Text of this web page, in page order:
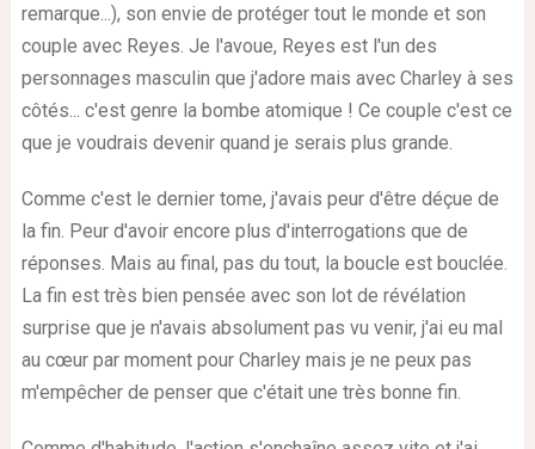
remarque...), son envie de protéger tout le monde et son
couple avec Reyes. Je l'avoue, Reyes est l'un des
personnages masculin que j'adore mais avec Charley à ses
côtés... c'est genre la bombe atomique ! Ce couple c'est ce
que je voudrais devenir quand je serais plus grande.
Comme c'est le dernier tome, j'avais peur d'être déçue de
la fin. Peur d'avoir encore plus d'interrogations que de
réponses. Mais au final, pas du tout, la boucle est bouclée.
La fin est très bien pensée avec son lot de révélation
surprise que je n'avais absolument pas vu venir, j'ai eu mal
au cœur par moment pour Charley mais je ne peux pas
m'empêcher de penser que c'était une très bonne fin.